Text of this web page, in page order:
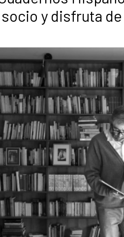
y disfruta